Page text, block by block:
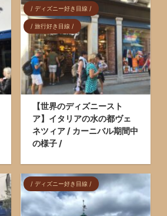
/ ディズニー好き目線 /
/ 旅行好き目線 /
【世界のディズニースト
ア】イタリアの水の都ヴェ
ネツィア / カーニバル期間中
の様子 /
/ ディズニー好き目線 /